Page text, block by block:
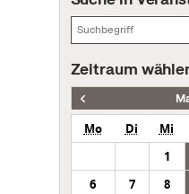
Zeitraum
Mo Di Mi
1
6
7 8